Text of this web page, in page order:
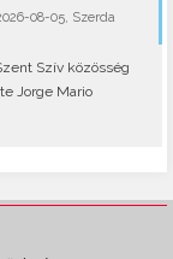
08-05, Szerda
Szív közösség
Jorge Mario